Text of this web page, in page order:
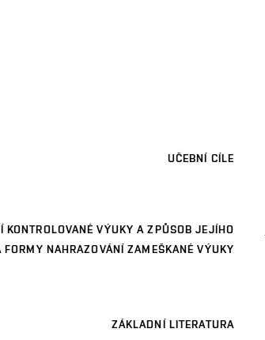
UČEBNÍ CÍLE
KONTROLOVANÉ VÝUKY A ZPŮSOB JEJÍHO
FORMY NAHRAZOVÁNÍ ZAMEŠKANÉ VÝUKY
ZÁKLADNÍ LITERATURA